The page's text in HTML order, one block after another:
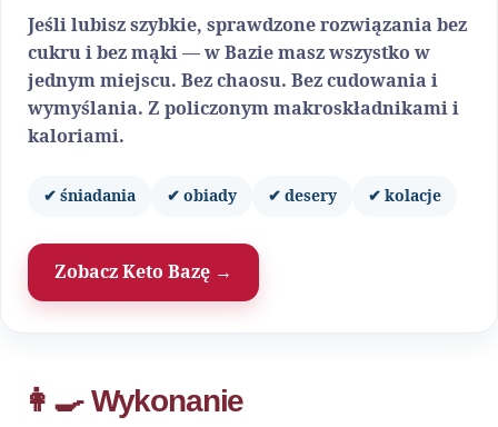
Jeśli lubisz szybkie, sprawdzone rozwiązania bez
cukru i bez mąki — w Bazie masz wszystko w
jednym miejscu. Bez chaosu. Bez cudowania i
wymyślania. Z policzonym makroskładnikami i
kaloriami.
✔ śniadania ✔ obiady ✔ desery ✔ kolacje
Zobacz Keto Bazę →
👩‍🍳 Wykonanie